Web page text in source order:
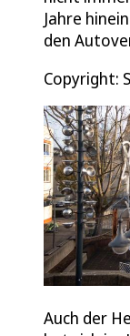
Jahre
den
Copyright:
Auch der